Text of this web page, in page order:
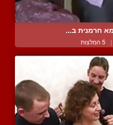
חרמנית ב...
| 5 המלצות